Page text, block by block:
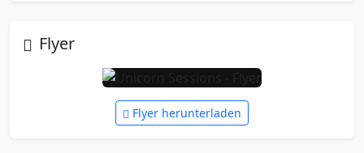
Flyer
Flyer herunterladen